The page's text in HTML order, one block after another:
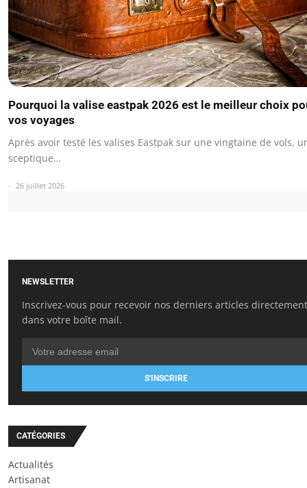
Pourquoi la valise eastpak 2026 est le meilleur choix
vos voyages
Après avoir testé les valises Eastpak sur une vingtaine de vols,
sceptique…
26 juillet 2026
NEWSLETTER
Inscrivez-vous pour recevoir nos derniers articles directement
dans votre boîte mail.
S'INSCRIRE
CATÉGORIES
Actualités
Artisanat